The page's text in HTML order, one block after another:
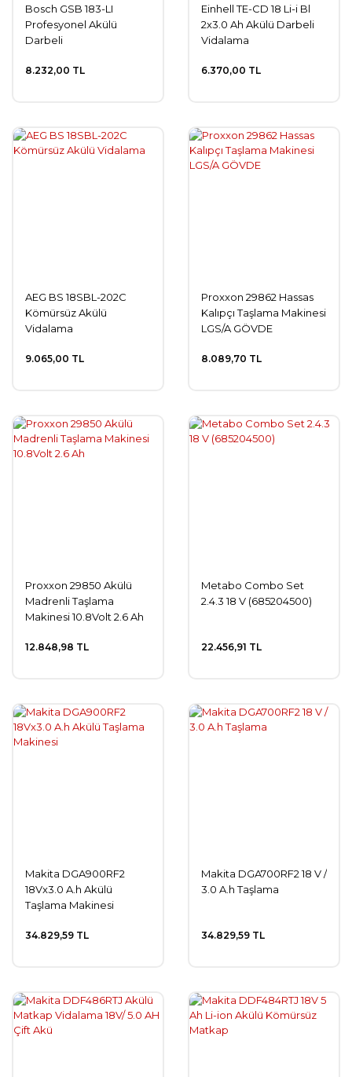
Bosch GSB 183-LI
Profesyonel Akülü
Darbeli
Makinesi
8.232,00 TL
Einhell TE-CD 18 Li-i Bl
2x3.0 Ah Akülü Darbeli
Vidalama
6.370,00 TL
AEG BS 18SBL-202C
Kömürsüz Akülü
Vidalama
9.065,00 TL
Proxxon 29862 Hassas
Kalıpçı Taşlama Makinesi
LGS/A GÖVDE
8.089,70 TL
Proxxon 29850 Akülü
Madrenli Taşlama
Makinesi 10.8Volt 2.6 Ah
12.848,98 TL
Metabo Combo Set
2.4.3 18 V (685204500)
22.456,91 TL
Makita DGA900RF2
18Vx3.0 A.h Akülü
Taşlama Makinesi
34.829,59 TL
Makita DGA700RF2 18 V /
3.0 A.h Taşlama
34.829,59 TL